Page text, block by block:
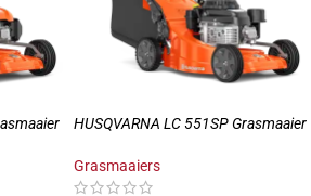
HUSQVARNA LC 551SP Grasmaaier
Grasmaaiers